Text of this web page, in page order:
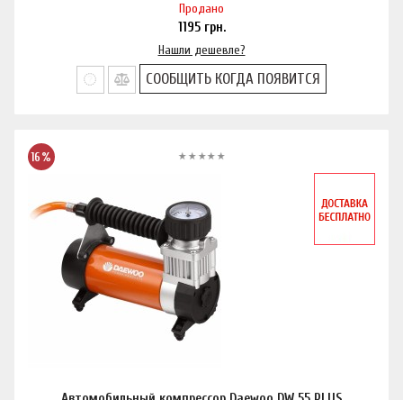
Продано
1195грн.
Нашли дешевле?
СООБЩИТЬ КОГДА ПОЯВИТСЯ
16%